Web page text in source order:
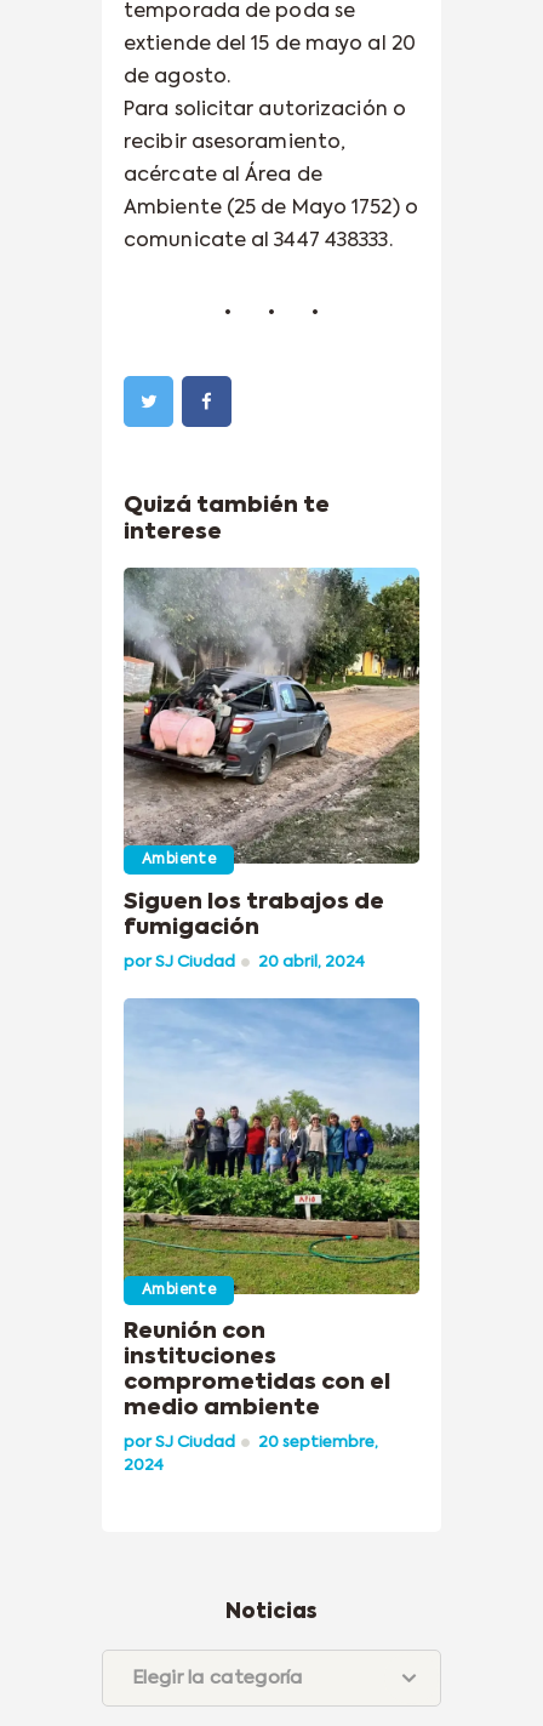
temporada de poda se
extiende del 15 de mayo al 20
de agosto.
Para solicitar autorización o
recibir asesoramiento,
acércate al Área de
Ambiente (25 de Mayo 1752) o
comunicate al 3447 438333.
Quizá también te
interese
Ambiente
Siguen los trabajos de
fumigación
porSJ Ciudad 20 abril, 2024
Ambiente
Reunión con
instituciones
comprometidas con el
medio ambiente
porSJ Ciudad
20 septiembre,
2024
Noticias